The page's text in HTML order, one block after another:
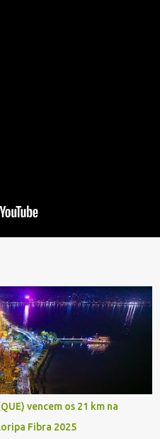
vencem os 21 km na
Fibra 2025